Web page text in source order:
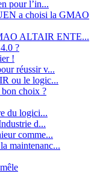
pour l’in...
a choisi la GMAO
ALTAIR ENTE...
?
!
réussir v...
ou le logic...
choix ?
du logici...
d...
comme...
maintenanc...